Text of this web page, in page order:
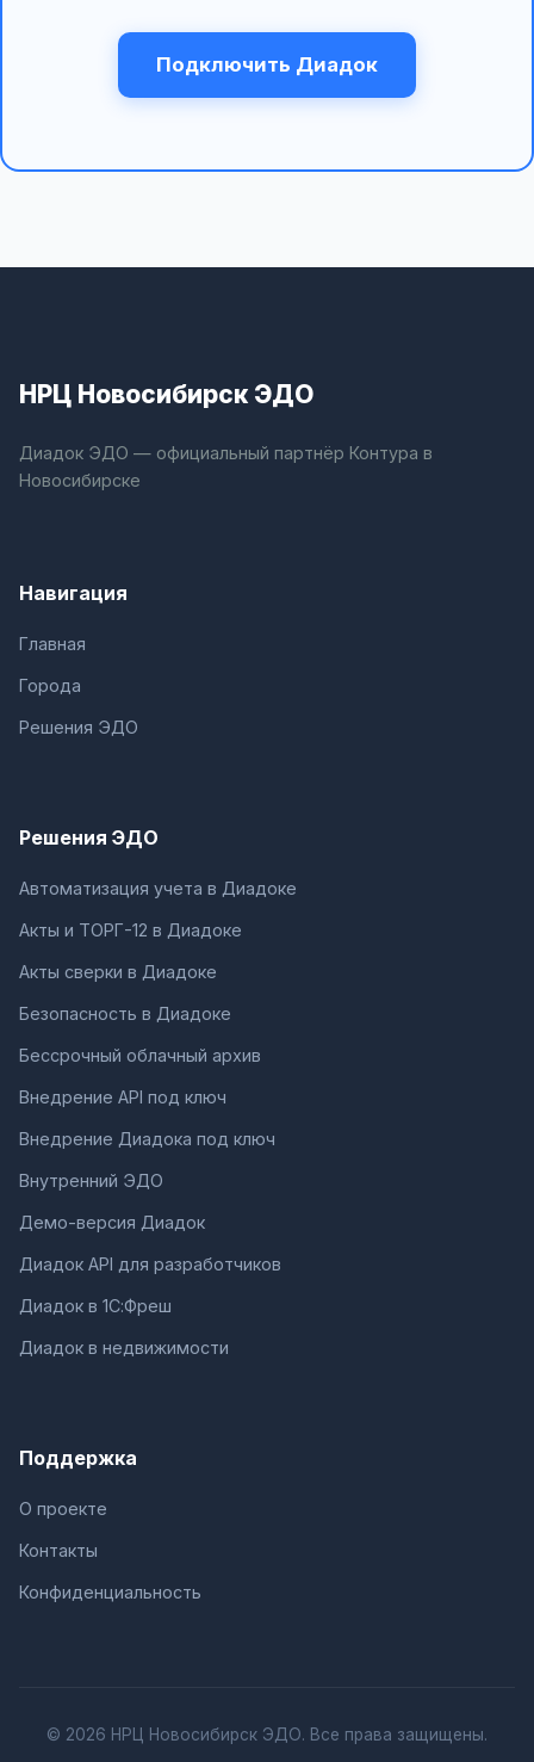
Подключить Диадок
НРЦ Новосибирск ЭДО
Диадок ЭДО — официальный партнёр Контура в
Новосибирске
Навигация
Главная
Города
Решения ЭДО
Решения ЭДО
Автоматизация учета в Диадоке
Акты и ТОРГ-12 в Диадоке
Акты сверки в Диадоке
Безопасность в Диадоке
Бессрочный облачный архив
Внедрение API под ключ
Внедрение Диадока под ключ
Внутренний ЭДО
Демо-версия Диадок
Диадок API для разработчиков
Диадок в 1С:Фреш
Диадок в недвижимости
Поддержка
О проекте
Контакты
Конфиденциальность
© 2026 НРЦ Новосибирск ЭДО. Все права защищены.